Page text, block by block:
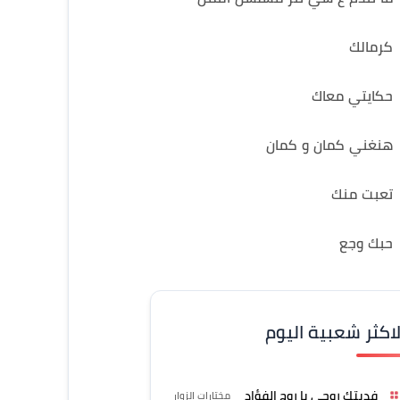
كرمالك
حكايتي معاك
هنغني كمان و كمان
تعبت منك
حبك وجع
شعبية اليوم
فديتك روحي يا روح الفؤاد مختارات الزوار